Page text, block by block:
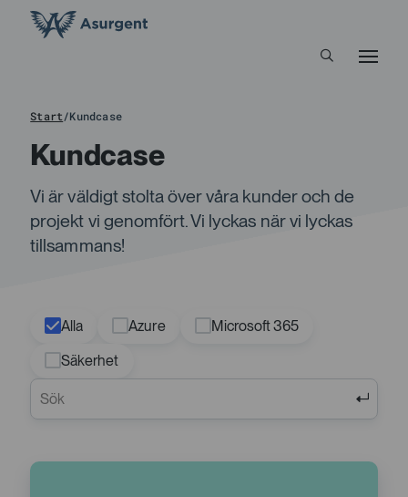
Start/Kundcase
Kundcase
Vi är väldigt stolta över våra kunder och de
projekt vi genomfört. Vi lyckas när vi lyckas
tillsammans!
Alla Azure
Microsoft 365
Säkerhet